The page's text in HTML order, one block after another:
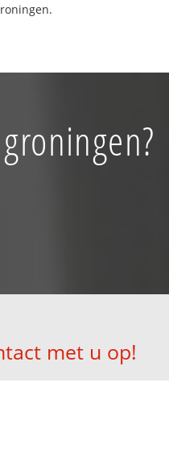
met u op!